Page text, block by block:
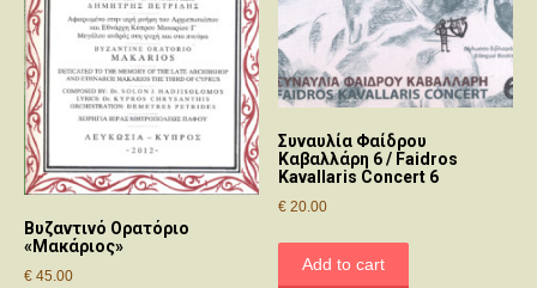
Βυζαντινό Ορατόριο
«Μακάριος»
€ 45.00
Συναυλία Φαίδρου
Καβαλλάρη 6 / Faidros
Kavallaris Concert 6
€ 20.00
Add to cart